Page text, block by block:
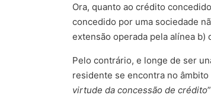
Ora, quanto ao crédito
concedido por uma sociedade
extensão operada pela alínea b)
Pelo contrário, e longe de ser
residente se encontra no âmbito
virtude da concessão de crédito